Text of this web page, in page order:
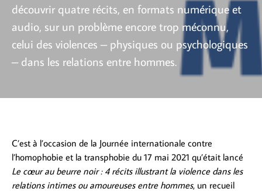
découvrir quatre récits, en formats numérique et
audio, sur un problème encore trop méconnu,
celui des violences – physiques ou psychologiques
– dans les relations entre hommes.
C’est à l’occasion de la Journée internationale contre
l’homophobie et la transphobie du 17 mai 2021 qu’était lancé
Le cœur au beurre noir : 4 récits illustrant la violence dans les
relations intimes ou amoureuses entre hommes, un recueil